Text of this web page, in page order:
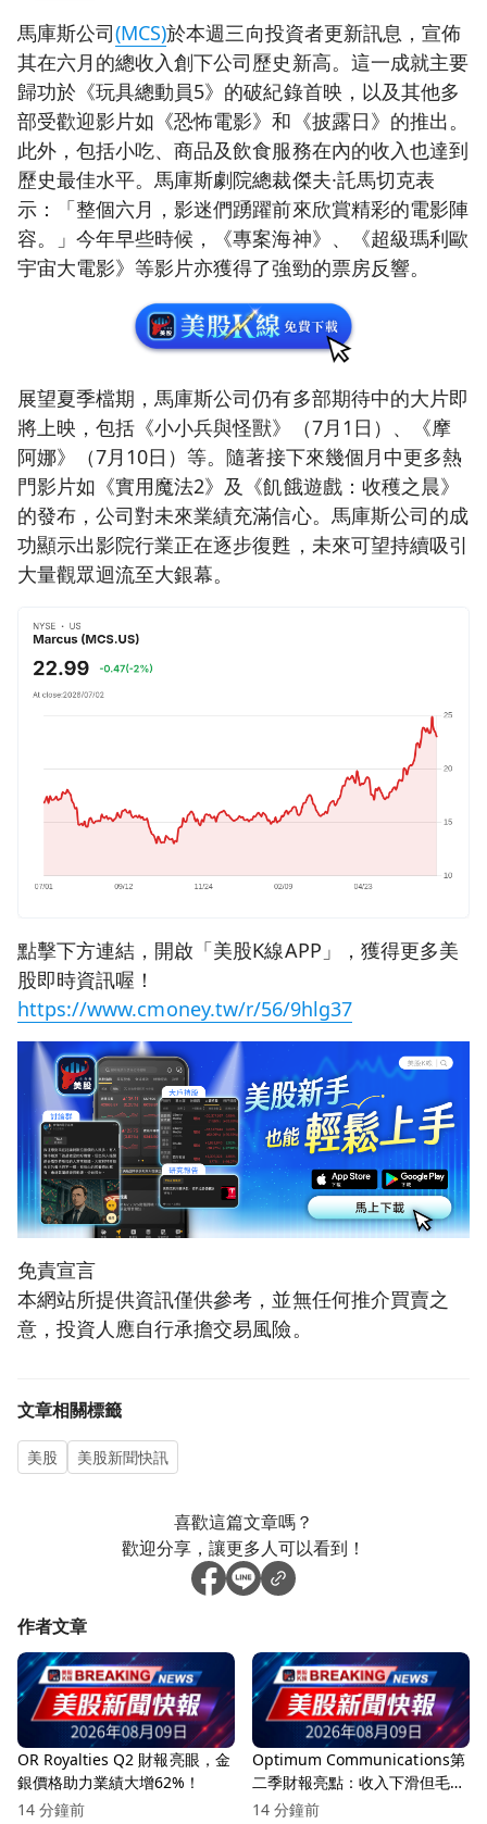
馬庫斯公司(MCS)於本週三向投資者更新訊息，宣佈
其在六月的總收入創下公司歷史新高。這一成就主要
歸功於《玩具總動員5》的破紀錄首映，以及其他多
部受歡迎影片如《恐怖電影》和《披露日》的推出。
此外，包括小吃、商品及飲食服務在內的收入也達到
歷史最佳水平。馬庫斯劇院總裁傑夫·託馬切克表
示：「整個六月，影迷們踴躍前來欣賞精彩的電影陣
容。」今年早些時候，《專案海神》、《超級瑪利歐
宇宙大電影》等影片亦獲得了強勁的票房反響。
展望夏季檔期，馬庫斯公司仍有多部期待中的大片即
將上映，包括《小小兵與怪獸》（7月1日）、《摩
阿娜》（7月10日）等。隨著接下來幾個月中更多熱
門影片如《實用魔法2》及《飢餓遊戲：收穫之晨》
的發布，公司對未來業績充滿信心。馬庫斯公司的成
功顯示出影院行業正在逐步復甦，未來可望持續吸引
大量觀眾迴流至大銀幕。
點擊下方連結，開啟「美股K線APP」，獲得更多美
股即時資訊喔！
https://www.cmoney.tw/r/56/9hlg37
免責宣言
本網站所提供資訊僅供參考，並無任何推介買賣之
意，投資人應自行承擔交易風險。
文章相關標籤
美股 美股新聞快訊
喜歡這篇文章嗎？
歡迎分享，讓更多人可以看到！
作者文章
OR Royalties Q2 財報亮眼，金
銀價格助力業績大增62%！
14 分鐘前
Optimum Communications第
二季財報亮點：收入下滑但毛利
創新高，移動業務表現強勁！
14 分鐘前